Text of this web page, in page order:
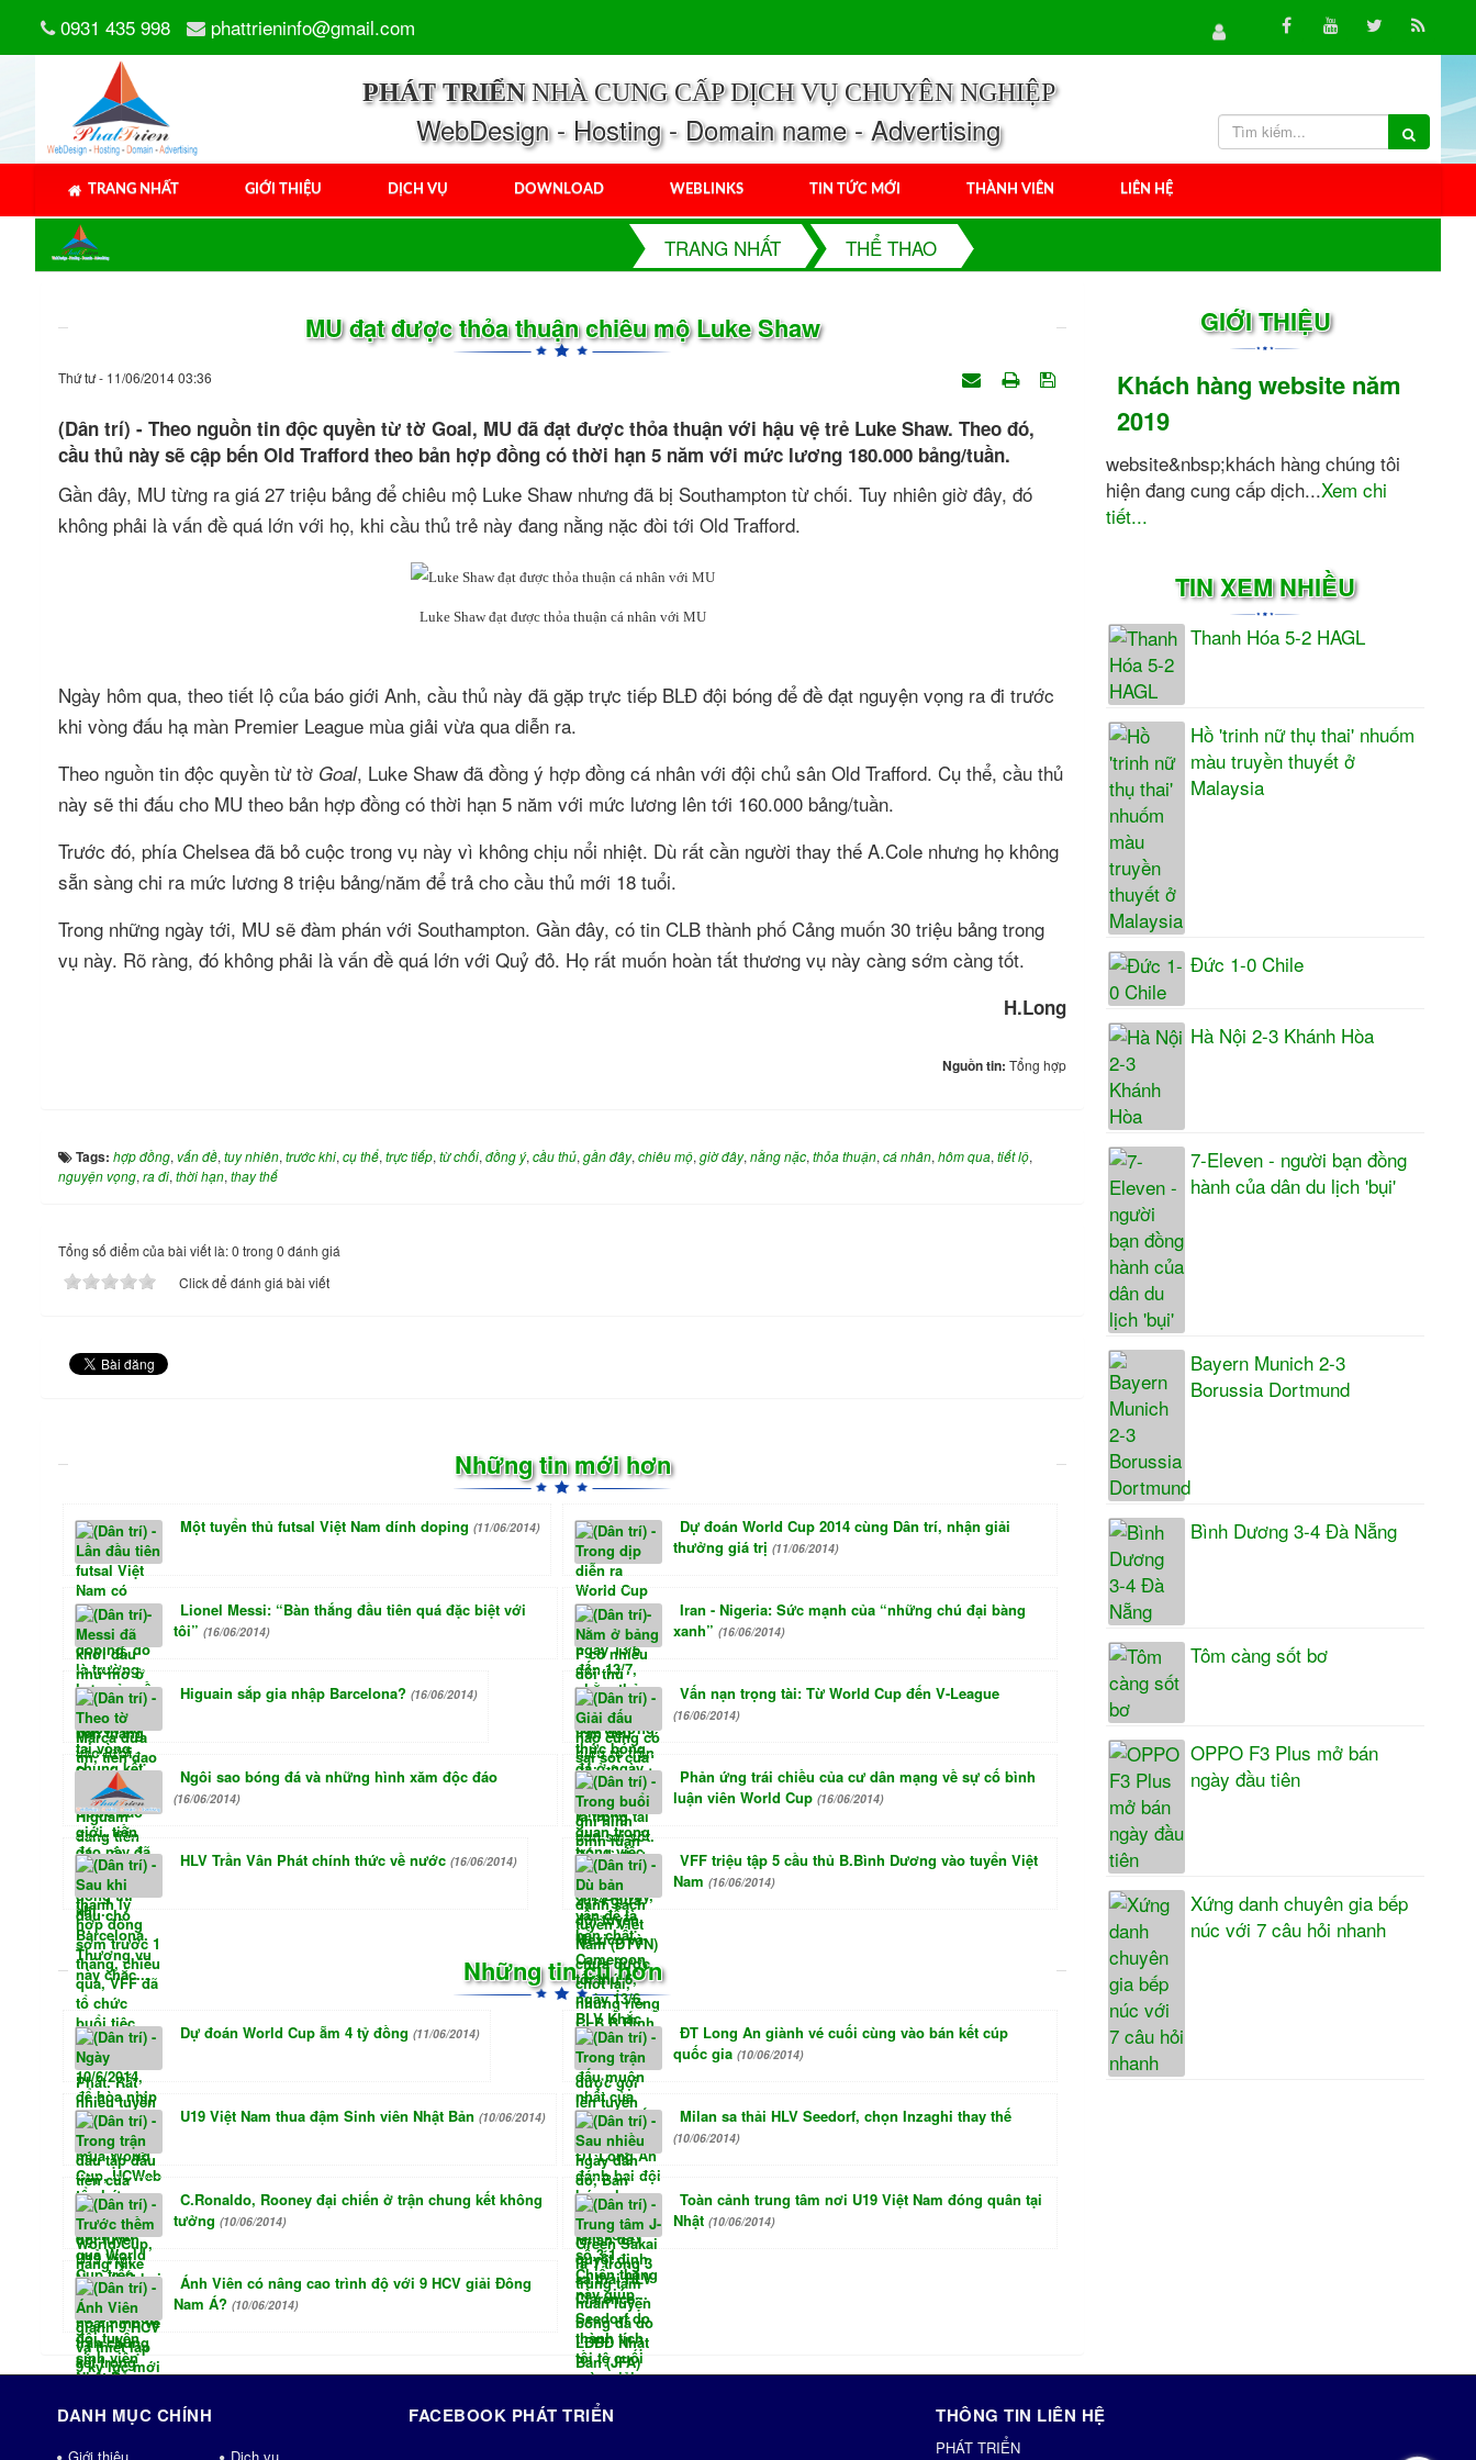
0931 435 998 phattrieninfo@gmail.com
PHÁT TRIỂNNHÀ CUNG CẤP DỊCH VỤ CHUYÊN NGHIỆP
WebDesign - Hosting - Domain name - Advertising
TRANG NHẤT GIỚI THIỆU DỊCH VỤ DOWNLOAD WEBLINKS TIN TỨC MỚI THÀNH VIÊN LIÊN HỆ
TRANG NHẤT THỂ THAO
MU đạt được thỏa thuận chiêu mộ Luke Shaw
Thứ tư - 11/06/2014 03:36
(Dân trí) - Theo nguồn tin độc quyền từ tờ Goal, MU đã đạt được thỏa thuận với hậu vệ trẻ Luke Shaw. Theo đó,
cầu thủ này sẽ cập bến Old Trafford theo bản hợp đồng có thời hạn 5 năm với mức lương 180.000 bảng/tuần.
Gần đây, MU từng ra giá 27 triệu bảng để chiêu mộ Luke Shaw nhưng đã bị Southampton từ chối. Tuy nhiên giờ đây, đó
không phải là vấn đề quá lớn với họ, khi cầu thủ trẻ này đang nằng nặc đòi tới Old Trafford.
Luke Shaw đạt được thỏa thuận cá nhân với MU
Ngày hôm qua, theo tiết lộ của báo giới Anh, cầu thủ này đã gặp trực tiếp BLĐ đội bóng để đề đạt nguyện vọng ra đi trước
khi vòng đấu hạ màn Premier League mùa giải vừa qua diễn ra.
Theo nguồn tin độc quyền từ tờ Goal, Luke Shaw đã đồng ý hợp đồng cá nhân với đội chủ sân Old Trafford. Cụ thể, cầu thủ
này sẽ thi đấu cho MU theo bản hợp đồng có thời hạn 5 năm với mức lương lên tới 160.000 bảng/tuần.
Trước đó, phía Chelsea đã bỏ cuộc trong vụ này vì không chịu nổi nhiệt. Dù rất cần người thay thế A.Cole nhưng họ không
sẵn sàng chi ra mức lương 8 triệu bảng/năm để trả cho cầu thủ mới 18 tuổi.
Trong những ngày tới, MU sẽ đàm phán với Southampton. Gần đây, có tin CLB thành phố Cảng muốn 30 triệu bảng trong
vụ này. Rõ ràng, đó không phải là vấn đề quá lớn với Quỷ đỏ. Họ rất muốn hoàn tất thương vụ này càng sớm càng tốt.
H.Long
Nguồn tin: Tổng hợp
Tags: hợp đồng, vấn đề, tuy nhiên, trước khi, cụ thể, trực tiếp, từ chối, đồng ý, cầu thủ, gần đây, chiêu mộ, giờ đây, nằng nặc, thỏa thuận, cá nhân, hôm qua, tiết lộ,
nguyện vọng, ra đi, thời hạn, thay thế
Tổng số điểm của bài viết là: 0 trong 0 đánh giá
Click để đánh giá bài viết
Những tin mới hơn
Một tuyển thủ futsal Việt Nam dính doping (11/06/2014)
Dự đoán World Cup 2014 cùng Dân trí, nhận giải
thưởng giá trị (11/06/2014)
Lionel Messi: “Bàn thắng đầu tiên quá đặc biệt với
tôi” (16/06/2014)
Iran - Nigeria: Sức mạnh của “những chú đại bàng
xanh” (16/06/2014)
Higuain sắp gia nhập Barcelona? (16/06/2014) Vấn nạn trọng tài: Từ World Cup đến V-League
(16/06/2014)
Ngôi sao bóng đá và những hình xăm độc đáo
(16/06/2014)
Phản ứng trái chiều của cư dân mạng về sự cố bình
luận viên World Cup (16/06/2014)
HLV Trần Vân Phát chính thức về nước (16/06/2014)
VFF triệu tập 5 cầu thủ B.Bình Dương vào tuyển Việt
Nam (16/06/2014)
Những tin cũ hơn
Dự đoán World Cup ẵm 4 tỷ đồng (11/06/2014)
ĐT Long An giành vé cuối cùng vào bán kết cúp
quốc gia (10/06/2014)
U19 Việt Nam thua đậm Sinh viên Nhật Bản (10/06/2014) Milan sa thải HLV Seedorf, chọn Inzaghi thay thế
(10/06/2014)
C.Ronaldo, Rooney đại chiến ở trận chung kết không
tưởng (10/06/2014)
Toàn cảnh trung tâm nơi U19 Việt Nam đóng quân tại
Nhật (10/06/2014)
Ánh Viên có nâng cao trình độ với 9 HCV giải Đông
Nam Á? (10/06/2014)
GIỚI THIỆU
Khách hàng website năm
2019
website&nbsp;khách hàng chúng tôi
hiện đang cung cấp dịch...Xem chi
tiết...
TIN XEM NHIỀU
Thanh Hóa 5-2 HAGL
Hồ 'trinh nữ thụ thai' nhuốm
màu truyền thuyết ở
Malaysia
Đức 1-0 Chile
Hà Nội 2-3 Khánh Hòa
7-Eleven - người bạn đồng
hành của dân du lịch 'bụi'
Bayern Munich 2-3
Borussia Dortmund
Bình Dương 3-4 Đà Nẵng
Tôm càng sốt bơ
OPPO F3 Plus mở bán
ngày đầu tiên
Xứng danh chuyên gia bếp
núc với 7 câu hỏi nhanh
DANH MỤC CHÍNH FACEBOOK PHÁT TRIỂN THÔNG TIN LIÊN HỆ
PHÁT TRIỂN